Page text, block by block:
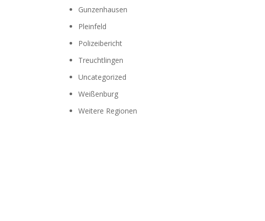
Gunzenhausen
Pleinfeld
Polizeibericht
Treuchtlingen
Uncategorized
Weißenburg
Weitere Regionen